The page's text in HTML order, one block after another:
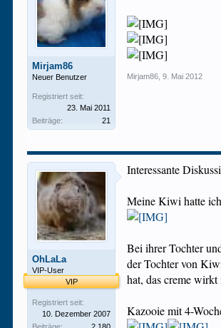
Mirjam86
Neuer Benutzer
Registriert seit:
23. Mai 2011
Beiträge:
21
Mirjam86 9. Mai 2012
OhLaLa
VIP-User
VIP
Registriert seit:
10. Dezember 2007
Interessante
Meine Kiwi hatte
Bei ihrer Tochter
der Tochter von
hat, das creme
Kazooie mit 4-